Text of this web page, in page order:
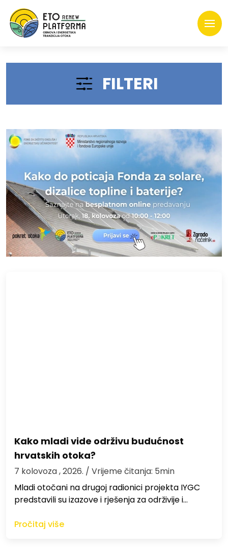
FILTERI
Kako mladi vide održivu budućnost
hrvatskih otoka?
7 kolovoza , 2026. / Vrijeme čitanja: 5min
Mladi otočani na drugoj radionici projekta IYGC
predstavili su izazove i rješenja za održivije i…
Pročitaj više